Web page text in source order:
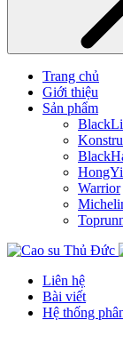
Trang chủ
Giới thiệu
Sản phẩm
Warrior
Liên hệ
Bài viết
Hệ thống